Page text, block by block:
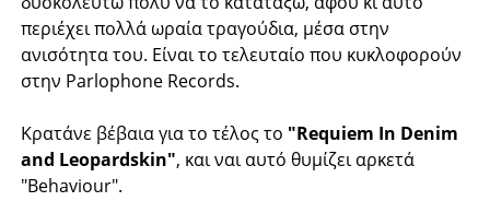
περιέχει πολλά ωραία τραγούδια, μέσα στην
ανισότητα του. Είναι το τελευταίο που κυκλοφορούν
στην Parlophone Records.
Κρατάνε βέβαια για το τέλος το "Requiem In Denim
and Leopardskin", και ναι αυτό θυμίζει αρκετά
"Behaviour".